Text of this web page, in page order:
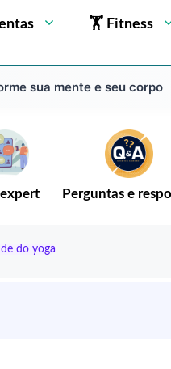
🏋 Fitness
sua mente e seu corpo
Perguntas e
do yoga